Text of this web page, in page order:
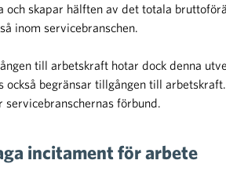
och skapar hälften av det totala
inom servicebranschen.
till arbetskraft hotar dock denna
också begränsar tillgången till
förbund.
incitament för arbete